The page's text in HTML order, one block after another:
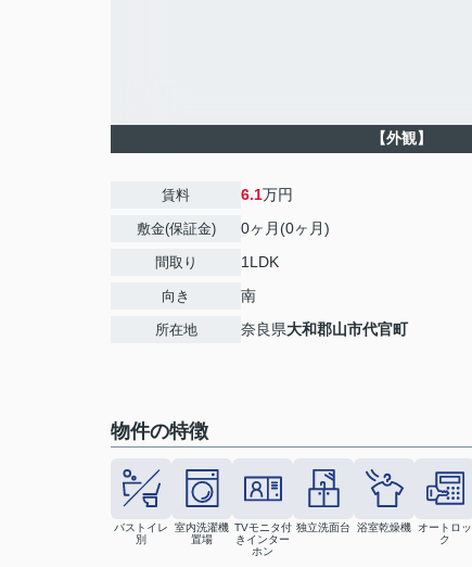
【外観】
賃料 6.1万円
敷金(保証金) 0ヶ月(0ヶ月)
間取り 1LDK
向き 南
所在地 奈良県大和郡山市代官町
物件の特徴
バストイレ
別
室内洗濯機
置場
TVモニタ付
きインター
ホン
独立洗面台 浴室乾燥機
オートロッ
ク